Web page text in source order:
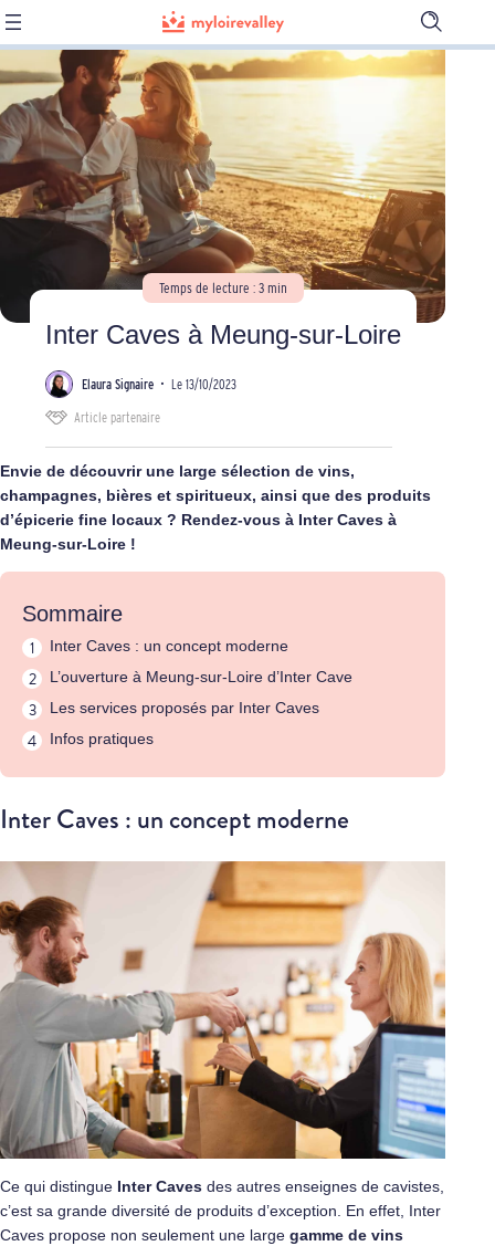
Ouvrir
la
de
Temps de lecture : 3 min
Inter Caves à Meung-sur-Loire
Elaura Signaire • Le 13/10/2023
Article partenaire
Envie de découvrir une large sélection de vins,
champagnes, bières et spiritueux, ainsi que des produits
d’épicerie fine locaux ? Rendez-vous à Inter Caves à
Meung-sur-Loire !
Sommaire
Inter Caves : un concept moderne
L’ouverture à Meung-sur-Loire d’Inter Cave
Les services proposés par Inter Caves
Infos pratiques
Inter Caves : un concept moderne
Ce qui distingue Inter Caves des autres enseignes de cavistes,
c’est sa grande diversité de produits d’exception. En effet, Inter
Caves propose non seulement une large gamme de vins